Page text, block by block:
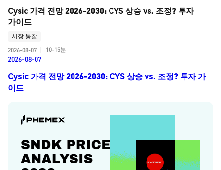
Cysic 가격 전망 2026-2030: CYS 상승 vs. 조정? 투자
가이드
시장 통찰
2026-08-07
10-15분
2026-08-07
Cysic 가격 전망 2026-2030: CYS 상승 vs. 조정? 투자 가
이드